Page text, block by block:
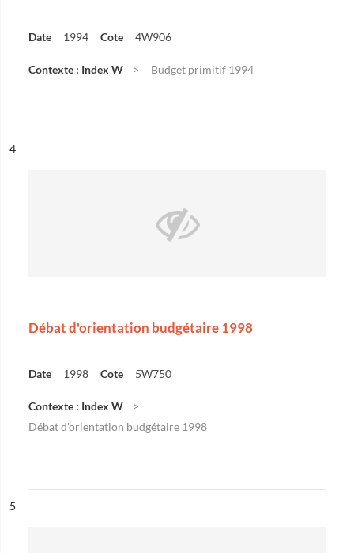
Date 1994 Cote 4W906
Contexte : Index W Budget primitif 1994
n°
4
Débat d'orientation budgétaire 1998
Date 1998 Cote 5W750
Contexte : Index W
Débat d'orientation budgétaire 1998
n°
5